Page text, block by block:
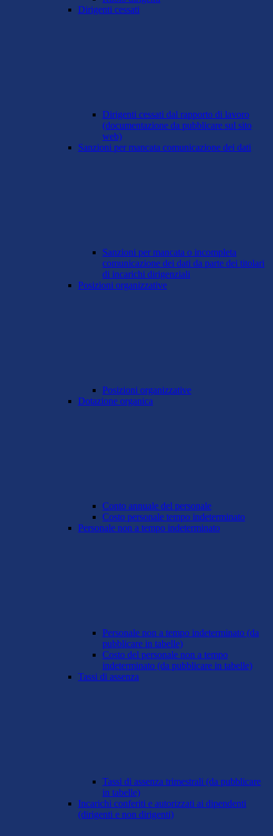
Dirigenti cessati
Dirigenti cessati dal rapporto di lavoro
(documentazione da pubblicare sul sito
web)
Sanzioni per mancata comunicazione dei dati
Sanzioni per mancata o incompleta
comunicazione dei dati da parte dei titolari
di incarichi dirigenziali
Posizioni organizzative
Posizioni organizzative
Dotazione organica
Conto annuale del personale
Costo personale tempo indeterminato
Personale non a tempo indeterminato
Personale non a tempo indeterminato (da
pubblicare in tabelle)
Costo del personale non a tempo
indeterminato (da pubblicare in tabelle)
Tassi di assenza
Tassi di assenza trimestrali (da pubblicare
in tabelle)
Incarichi conferiti e autorizzati ai dipendenti
(dirigenti e non dirigenti)